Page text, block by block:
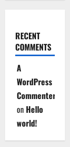
RECENT
COMMENTS
A
WordPress
Commenter
on Hello
world!